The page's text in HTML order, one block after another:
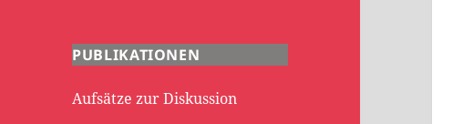
PUBLIKATIONEN
Aufsätze zur Diskussion